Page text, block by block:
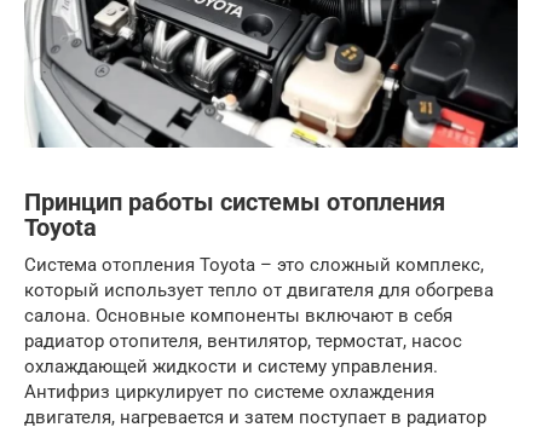
Принцип работы системы отопления
Toyota
Система отопления Toyota – это сложный комплекс,
который использует тепло от двигателя для обогрева
салона. Основные компоненты включают в себя
радиатор отопителя, вентилятор, термостат, насос
охлаждающей жидкости и систему управления.
Антифриз циркулирует по системе охлаждения
двигателя, нагревается и затем поступает в радиатор